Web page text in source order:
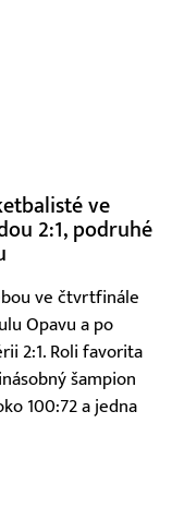
ve
2:1, podruhé
ve čtvrtfinále
Opavu a po
2:1. Roli favorita
šampion
100:72 a jedna